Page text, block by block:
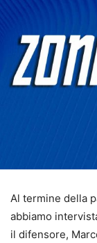
Al termine della
abbiamo
il difensore,